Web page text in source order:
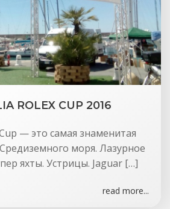
ROLEX CUP 2016
— это самая знаменитая
моря. Лазурное
яхты. Устрицы. Jaguar […]
read more...